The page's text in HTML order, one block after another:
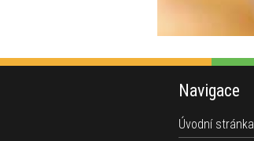
Navigace
Úvodní stránka